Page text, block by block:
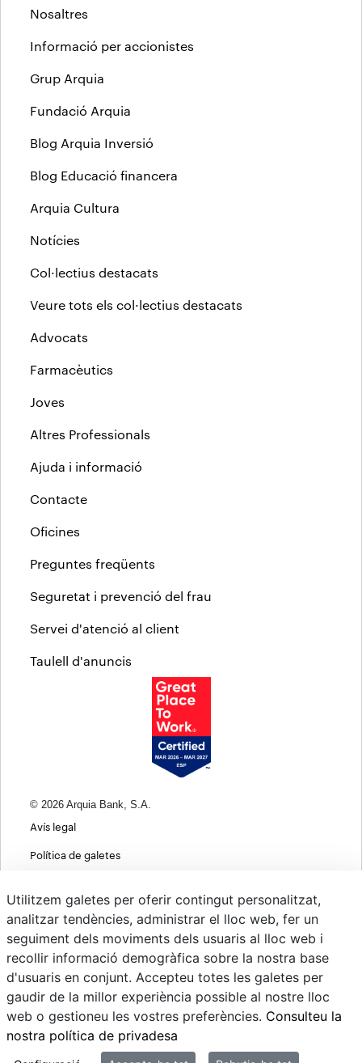
Nosaltres
Informació per accionistes
Grup Arquia
Fundació Arquia
Blog Arquia Inversió
Blog Educació financera
Arquia Cultura
Notícies
Col·lectius destacats
Veure tots els col·lectius destacats
Advocats
Farmacèutics
Joves
Altres Professionals
Ajuda i informació
Contacte
Oficines
Preguntes freqüents
Seguretat i prevenció del frau
Servei d'atenció al client
Taulell d'anuncis
© 2026 Arquia Bank, S.A.
Avís legal
Política de galetes
Política de privacitat web
MIFID
Psd22
Canvi de Divises
Sistema intern d'informació
Utilitzem galetes per oferir contingut personalitzat,
analitzar tendències, administrar el lloc web, fer un
seguiment dels moviments dels usuaris al lloc web i
recollir informació demogràfica sobre la nostra base
d'usuaris en conjunt. Accepteu totes les galetes per
gaudir de la millor experiència possible al nostre lloc
web o gestioneu les vostres preferències. Consulteu la
nostra política de privadesa